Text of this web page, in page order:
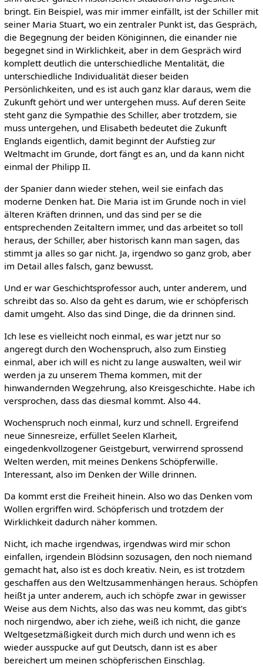
bringt. Ein Beispiel, was mir immer einfällt, ist der Schiller mit
seiner Maria Stuart, wo ein zentraler Punkt ist, das Gespräch,
die Begegnung der beiden Königinnen, die einander nie
begegnet sind in Wirklichkeit, aber in dem Gespräch wird
komplett deutlich die unterschiedliche Mentalität, die
unterschiedliche Individualität dieser beiden
Persönlichkeiten, und es ist auch ganz klar daraus, wem die
Zukunft gehört und wer untergehen muss. Auf deren Seite
steht ganz die Sympathie des Schiller, aber trotzdem, sie
muss untergehen, und Elisabeth bedeutet die Zukunft
Englands eigentlich, damit beginnt der Aufstieg zur
Weltmacht im Grunde, dort fängt es an, und da kann nicht
einmal der Philipp II.
der Spanier dann wieder stehen, weil sie einfach das
moderne Denken hat. Die Maria ist im Grunde noch in viel
älteren Kräften drinnen, und das sind per se die
entsprechenden Zeitaltern immer, und das arbeitet so toll
heraus, der Schiller, aber historisch kann man sagen, das
stimmt ja alles so gar nicht. Ja, irgendwo so ganz grob, aber
im Detail alles falsch, ganz bewusst.
Und er war Geschichtsprofessor auch, unter anderem, und
schreibt das so. Also da geht es darum, wie er schöpferisch
damit umgeht. Also das sind Dinge, die da drinnen sind.
Ich lese es vielleicht noch einmal, es war jetzt nur so
angeregt durch den Wochenspruch, also zum Einstieg
einmal, aber ich will es nicht zu lange auswalten, weil wir
werden ja zu unserem Thema kommen, mit der
hinwandernden Wegzehrung, also Kreisgeschichte. Habe ich
versprochen, dass das diesmal kommt. Also 44.
Wochenspruch noch einmal, kurz und schnell. Ergreifend
neue Sinnesreize, erfüllet Seelen Klarheit,
eingedenkvollzogener Geistgeburt, verwirrend sprossend
Welten werden, mit meines Denkens Schöpferwille.
Interessant, also im Denken der Wille drinnen.
Da kommt erst die Freiheit hinein. Also wo das Denken vom
Wollen ergriffen wird. Schöpferisch und trotzdem der
Wirklichkeit dadurch näher kommen.
Nicht, ich mache irgendwas, irgendwas wird mir schon
einfallen, irgendein Blödsinn sozusagen, den noch niemand
gemacht hat, also ist es doch kreativ. Nein, es ist trotzdem
geschaffen aus den Weltzusammenhängen heraus. Schöpfen
heißt ja unter anderem, auch ich schöpfe zwar in gewisser
Weise aus dem Nichts, also das was neu kommt, das gibt's
noch nirgendwo, aber ich ziehe, weiß ich nicht, die ganze
Weltgesetzmäßigkeit durch mich durch und wenn ich es
wieder ausspucke auf gut Deutsch, dann ist es aber
bereichert um meinen schöpferischen Einschlag.